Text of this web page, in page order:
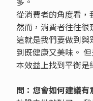
從消費者的角度看，
然而，消費者往往很
這就是我們要做到
到既健康又美味。
本效益上找到平衡是
問：您會如何建議有